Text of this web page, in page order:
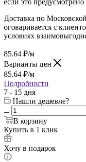
если это
Доставка по
оговаривается с
условиях
85.64 ₽/м
Варианты цен
85.64 ₽/м
Подробности
7 - 15 дня
Нашли дешевле?
В корзину
Купить в 1 клик
Хочу в подарок